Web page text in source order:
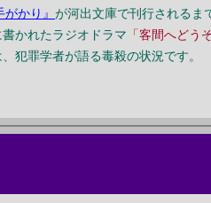
がかり』が河出文庫で刊行されるま
かれたラジオドラマ 「客間へどうぞ
犯罪学者が語る毒殺の状況です。